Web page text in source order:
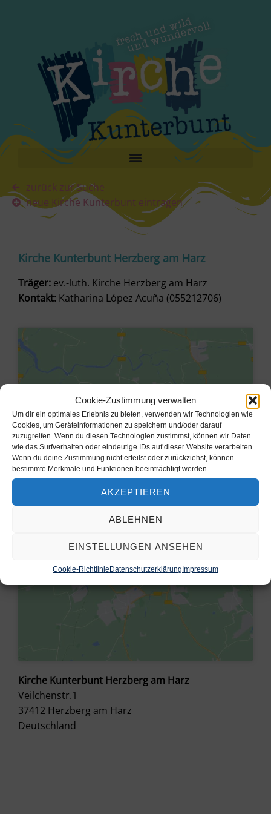
Cookie-Zustimmung verwalten
Um dir ein optimales Erlebnis zu bieten, verwenden wir Technologien wie
Cookies, um Geräteinformationen zu speichern und/oder darauf
zuzugreifen. Wenn du diesen Technologien zustimmst, können wir Daten
wie das Surfverhalten oder eindeutige IDs auf dieser Website verarbeiten.
Wenn du deine Zustimmung nicht erteilst oder zurückziehst, können
bestimmte Merkmale und Funktionen beeinträchtigt werden.
AKZEPTIEREN
ABLEHNEN
EINSTELLUNGEN ANSEHEN
Cookie-Richtlinie Datenschutzerklärung Impressum
zurück zur Suche
neue Kirche Kunterbunt eintragen
Kirche Kunterbunt Herzberg am Harz
Träger: ev.-luth. Kirche Herzberg am Harz
Kontakt: Katharina López Acuña (055212706)
Klicke hier, um Marketing-Cookies
zu akzeptieren und diesen Inhalt zu
aktivieren
Kirche Kunterbunt Herzberg am Harz
Veilchenstr.1
37412 Herzberg am Harz
Deutschland